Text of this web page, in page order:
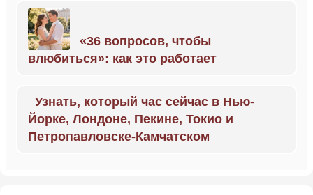
«36 вопросов, чтобы
влюбиться»: как это работает
Узнать, который час сейчас в Нью-
Йорке, Лондоне, Пекине, Токио и
Петропавловске-Камчатском